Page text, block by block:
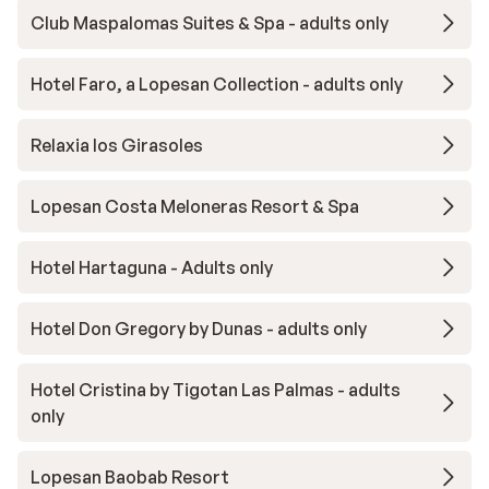
Club Maspalomas Suites & Spa - adults only
Hotel Faro, a Lopesan Collection - adults only
Relaxia los Girasoles
Lopesan Costa Meloneras Resort & Spa
Hotel Hartaguna - Adults only
Hotel Don Gregory by Dunas - adults only
Hotel Cristina by Tigotan Las Palmas - adults
only
Lopesan Baobab Resort